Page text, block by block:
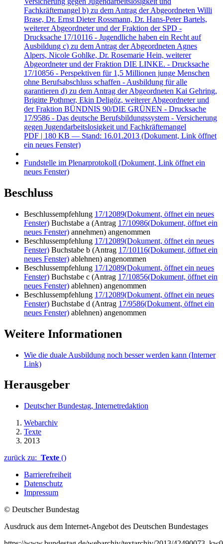
Fachkräftemangel b) zu dem Antrag der Abgeordneten Willi
Brase, Dr. Ernst Dieter Rossmann, Dr. Hans-Peter Bartels,
weiterer Abgeordneter und der Fraktion der SPD -
Drucksache 17/10116 - Jugendliche haben ein Recht auf
Ausbildung c) zu dem Antrag der Abgeordneten Agnes
Alpers, Nicole Gohlke, Dr. Rosemarie Hein, weiterer
Abgeordneter und der Fraktion DIE LINKE. - Drucksache
17/10856 - Perspektiven für 1,5 Millionen junge Menschen
ohne Berufsabschluss schaffen - Ausbildung für alle
garantieren d) zu dem Antrag der Abgeordneten Kai Gehring,
Brigitte Pothmer, Ekin Deligöz, weiterer Abgeordneter und
der Fraktion BÜNDNIS 90/DIE GRÜNEN - Drucksache
17/9586 - Das deutsche Berufsbildungssystem - Versicherung
gegen Jugendarbeitslosigkeit und Fachkräftemangel
PDF | 180 KB — Stand: 16.01.2013 (Dokument, Link öffnet
ein neues Fenster)
Fundstelle im Plenarprotokoll (Dokument, Link öffnet ein
neues Fenster)
Beschluss
Beschlussempfehlung 17/12089(Dokument, öffnet ein neues
Fenster) Buchstabe a (Antrag 17/10986(Dokument, öffnet ein
neues Fenster) annehmen) angenommen
Beschlussempfehlung 17/12089(Dokument, öffnet ein neues
Fenster) Buchstabe b (Antrag 17/10116(Dokument, öffnet ein
neues Fenster) ablehnen) angenommen
Beschlussempfehlung 17/12089(Dokument, öffnet ein neues
Fenster) Buchstabe c (Antrag 17/10856(Dokument, öffnet ein
neues Fenster) ablehnen) angenommen
Beschlussempfehlung 17/12089(Dokument, öffnet ein neues
Fenster) Buchstabe d (Antrag 17/9586(Dokument, öffnet ein
neues Fenster) ablehnen) angenommen
Weitere Informationen
Wie die duale Ausbildung noch besser werden kann (Interner
Link)
Herausgeber
Deutscher Bundestag, Internetredaktion
Webarchiv
Texte
2013
zurück zu: Texte ()
Barrierefreiheit
Datenschutz
Impressum
© Deutscher Bundestag
Ausdruck aus dem Internet-Angebot des Deutschen Bundestages